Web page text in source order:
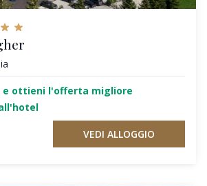
e ottieni l'offerta migliore
VEDI ALLOGGIO